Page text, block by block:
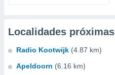
Localidades próximas
Radio Kootwijk (4.87 km)
Apeldoorn (6.16 km)